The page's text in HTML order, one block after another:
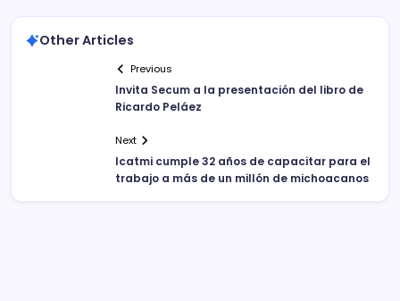
Other Articles
Previous
Invita Secum a la presentación del libro de
Ricardo Peláez
Next
Icatmi cumple 32 años de capacitar para el
trabajo a más de un millón de michoacanos